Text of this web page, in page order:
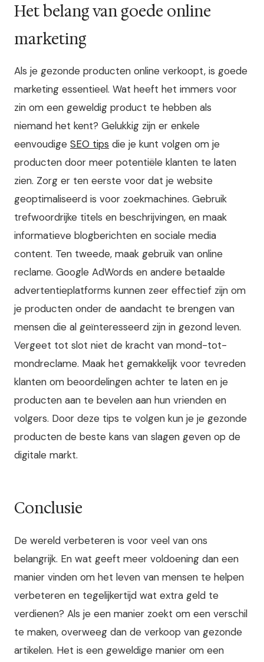
Het belang van goede online
marketing
Als je gezonde producten online verkoopt, is goede
marketing essentieel. Wat heeft het immers voor
zin om een geweldig product te hebben als
niemand het kent? Gelukkig zijn er enkele
eenvoudige SEO tips die je kunt volgen om je
producten door meer potentiële klanten te laten
zien. Zorg er ten eerste voor dat je website
geoptimaliseerd is voor zoekmachines. Gebruik
trefwoordrijke titels en beschrijvingen, en maak
informatieve blogberichten en sociale media
content. Ten tweede, maak gebruik van online
reclame. Google AdWords en andere betaalde
advertentieplatforms kunnen zeer effectief zijn om
je producten onder de aandacht te brengen van
mensen die al geïnteresseerd zijn in gezond leven.
Vergeet tot slot niet de kracht van mond-tot-
mondreclame. Maak het gemakkelijk voor tevreden
klanten om beoordelingen achter te laten en je
producten aan te bevelen aan hun vrienden en
volgers. Door deze tips te volgen kun je je gezonde
producten de beste kans van slagen geven op de
digitale markt.
Conclusie
De wereld verbeteren is voor veel van ons
belangrijk. En wat geeft meer voldoening dan een
manier vinden om het leven van mensen te helpen
verbeteren en tegelijkertijd wat extra geld te
verdienen? Als je een manier zoekt om een verschil
te maken, overweeg dan de verkoop van gezonde
artikelen. Het is een geweldige manier om een